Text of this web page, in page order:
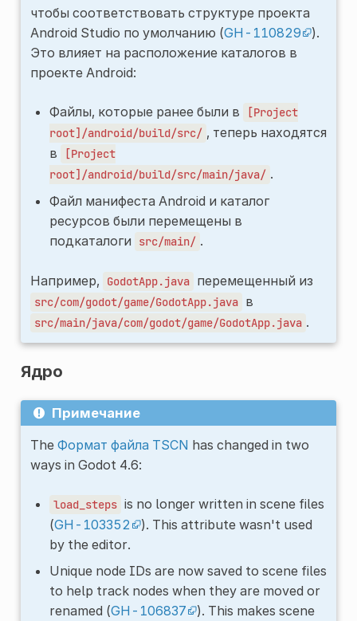
чтобы соответствовать структуре проекта
Android Studio по умолчанию (GH-110829
).
Это влияет на расположение каталогов в
проекте Android:
Файлы, которые ранее были в
[Project
root]/android/build/src/ , теперь находятся
в
[Project
root]/android/build/src/main/java/ .
Файл манифеста Android и каталог
ресурсов были перемещены в
подкаталоги
src/main/ .
Например, GodotApp.java перемещенный из
src/com/godot/game/GodotApp.java в
src/main/java/com/godot/game/GodotApp.java .
Ядро
Примечание
The Формат файла TSCN has changed in two
ways in Godot 4.6:
load_steps is no longer written in scene files
(GH-103352
). This attribute wasn't used
by the editor.
Unique node IDs are now saved to scene files
to help track nodes when they are moved or
renamed (GH-106837
). This makes scene